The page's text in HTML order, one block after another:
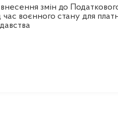
змін до
час воєнного стану для